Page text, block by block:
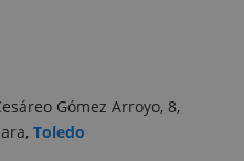
Gómez Arroyo, 8,
Toledo